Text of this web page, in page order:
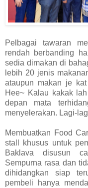
Pelbagai tawaran
rendah berbanding
sedia dimakan di
lebih 20 jenis
ataupun makan je
Hee~ Kalau kakak
depan mata
menyelerakan. Lagi-
Membuatkan Food
stall khusus untuk
Baklava disusun
Sempurna rasa dan
dihidangkan siap
pembeli hanya